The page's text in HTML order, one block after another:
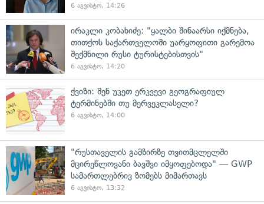
6 აგვისტო, 14:26
ირაკლი კობახიძე: "ყალბი შინაარსი იქმნება,
თითქოს საქართველოში უარყოფითი გარემოა
შექმნილი რუსი ტურისტებისთვის"
6 აგვისტო, 14:20
ქვიზი: შენ უკეთ ერკვევი გეოგრაფიულ
ტერმინებში თუ მერვეკლასელი?
6 აგვისტო, 14:00
"რუსთაველის გამზირზე თვითმცლელში
მცირეწლოვანი ბავშვი იმყოფებოდა" — GWP
სამართლებრივ ზომებს მიმართავს
6 აგვისტო, 13:32